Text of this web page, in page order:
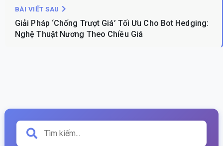
BÀI VIẾT SAU
Giải Pháp ‘Chống Trượt Giá’ Tối Ưu Cho Bot Hedging:
Nghệ Thuật Nương Theo Chiều Giá